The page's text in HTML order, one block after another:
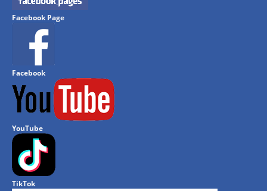
Facebook Page
Facebook
YouTube
TikTok